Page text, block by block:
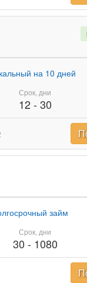
на 10 дней
Срок, дни
12- 30
займ
Срок, дни
30 - 1080